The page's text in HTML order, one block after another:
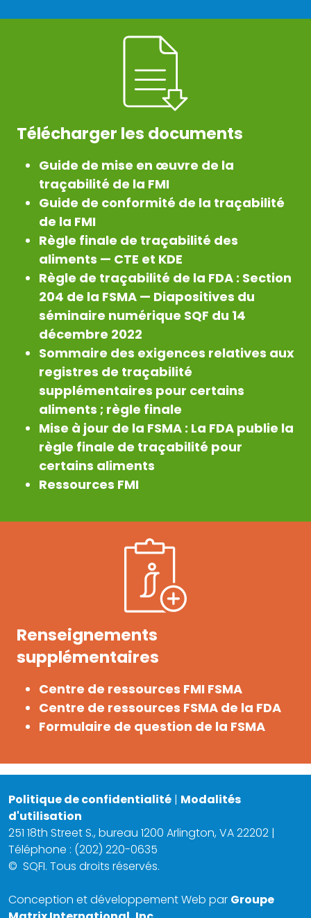
Télécharger les documents
Guide de mise en œuvre de la
traçabilité de la FMI
Guide de conformité de la traçabilité
de la FMI
Règle finale de traçabilité des
aliments — CTE et KDE
Règle de traçabilité de la FDA : Section
204 de la FSMA — Diapositives du
séminaire numérique SQF du 14
décembre 2022
Sommaire des exigences relatives aux
registres de traçabilité
supplémentaires pour certains
aliments ; règle finale
Mise à jour de la FSMA : La FDA publie la
règle finale de traçabilité pour
certains aliments
Ressources FMI
Renseignements
supplémentaires
Centre de ressources FMI FSMA
Centre de ressources FSMA de la FDA
Formulaire de question de la FSMA
Politique de confidentialité | Modalités
d'utilisation
251 18th Street S., bureau 1200 Arlington, VA 22202 |
Téléphone : (202) 220-0635
© SQFI. Tous droits réservés.
Conception et développement Web par Groupe